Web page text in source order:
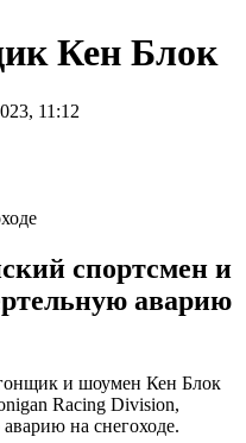
Кен Блок
11:12
спортсмен и
аварию
и шоумен Кен Блок
Racing Division,
на снегоходе.